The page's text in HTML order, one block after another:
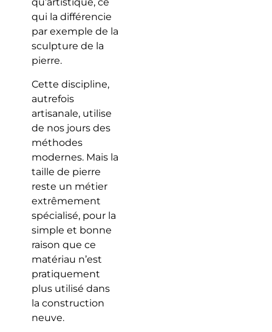
qui la différencie
par exemple de la
sculpture de la
pierre.
Cette discipline,
autrefois
artisanale, utilise
de nos jours des
méthodes
modernes. Mais la
taille de pierre
reste un métier
extrêmement
spécialisé, pour la
simple et bonne
raison que ce
matériau n’est
pratiquement
plus utilisé dans
la construction
neuve.